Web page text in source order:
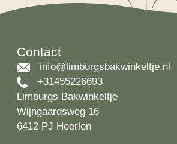
Contact
info@limburgsbakwinkeltje.nl
+31455226693
Limburgs Bakwinkeltje
Wijngaardsweg 16
6412 PJ Heerlen